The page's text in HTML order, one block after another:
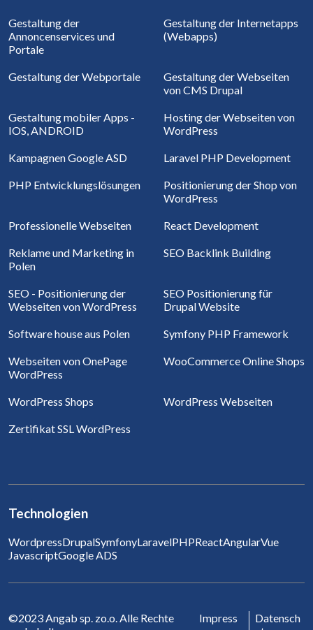
Gestaltung der
Annoncenservices und
Portale
Gestaltung der Internetapps
(Webapps)
Gestaltung der Webportale
Gestaltung der Webseiten
von CMS Drupal
Gestaltung mobiler Apps -
IOS, ANDROID
Hosting der Webseiten von
WordPress
Kampagnen Google ASD Laravel PHP Development
PHP Entwicklungslösungen
Positionierung der Shop von
WordPress
Professionelle Webseiten React Development
Reklame und Marketing in
Polen
SEO Backlink Building
SEO - Positionierung der
Webseiten von WordPress
SEO Positionierung für
Drupal Website
Software house aus Polen Symfony PHP Framework
Webseiten von OnePage
WordPress
WooCommerce Online Shops
WordPress Shops WordPress Webseiten
Zertifikat SSL WordPress
Technologien
WordpressDrupalSymfonyLaravelPHPReactAngularVue
JavascriptGoogle ADS
©2023 Angab sp. zo.o. Alle Rechte
Impress
Datensch